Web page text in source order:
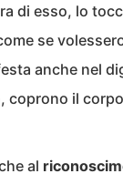
di esso, lo
se
anche nel
coprono il
al